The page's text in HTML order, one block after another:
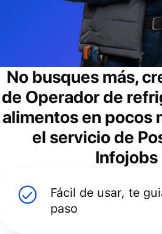
No busques más,
de Operador de
alimentosen pocos
el servicio de
Infojobs
Fácil de usar, te
paso